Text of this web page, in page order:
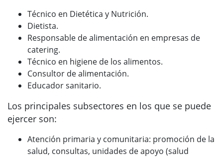
Técnico en Dietética y Nutrición.
Dietista.
Responsable de alimentación en empresas de
catering.
Técnico en higiene de los alimentos.
Consultor de alimentación.
Educador sanitario.
Los principales subsectores en los que se puede
ejercer son:
Atención primaria y comunitaria: promoción de la
salud, consultas, unidades de apoyo (salud